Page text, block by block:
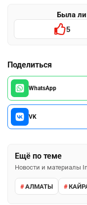
Была ли
5
Поделиться
WhatsApp
VK
Ещё по теме
Новости и материалы
АЛМАТЫ